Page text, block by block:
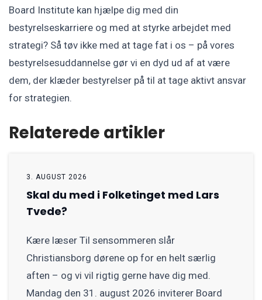
Board Institute kan hjælpe dig med din
bestyrelseskarriere og med at styrke arbejdet med
strategi? Så tøv ikke med at tage fat i os – på vores
bestyrelsesuddannelse gør vi en dyd ud af at være
dem, der klæder bestyrelser på til at tage aktivt ansvar
for strategien.
Relaterede artikler
3. AUGUST 2026
Skal du med i Folketinget med Lars
Tvede?
Kære læser Til sensommeren slår
Christiansborg dørene op for en helt særlig
aften – og vi vil rigtig gerne have dig med.
Mandag den 31. august 2026 inviterer Board